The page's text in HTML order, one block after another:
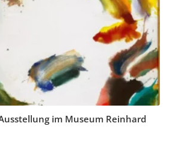
im Museum Reinhard